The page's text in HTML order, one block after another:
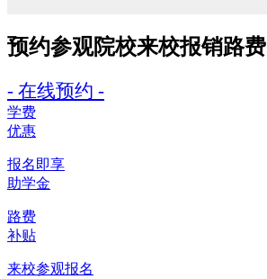
预约参观院校来校报销路费
- 在线预约 -
学费
优惠
报名即享
助学金
路费
补贴
来校参观报名